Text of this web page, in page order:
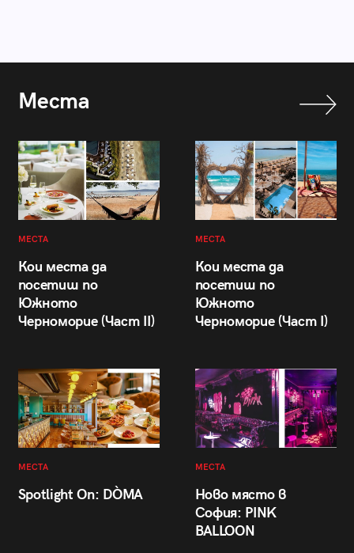
Места
МЕСТА
Кои места да
посетиш по
Южното
Черноморие (Част II)
МЕСТА
Кои места да
посетиш по
Южното
Черноморие (Част I)
МЕСТА
Spotlight On: DÒMA
МЕСТА
Ново място в
София: PINK
BALLOON